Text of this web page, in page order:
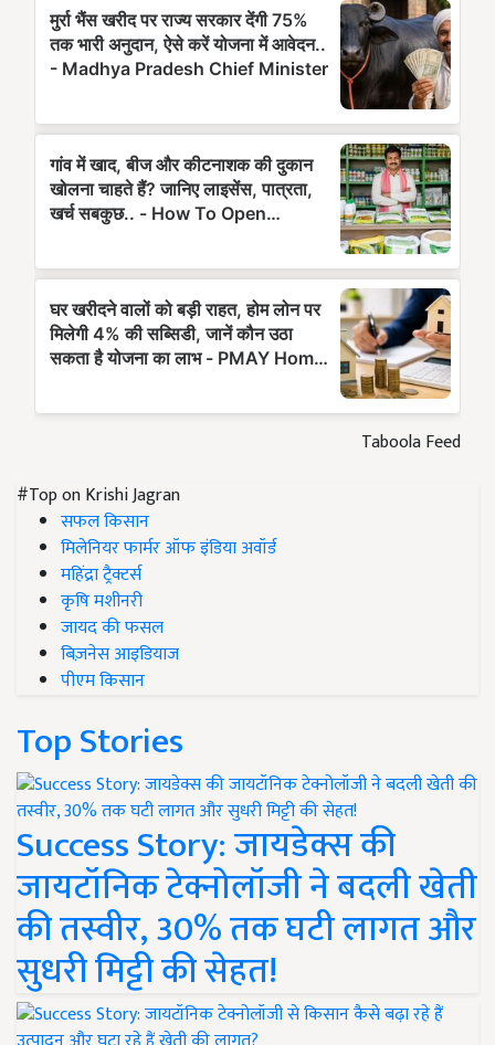
Taboola Feed
#Top on Krishi Jagran
सफल किसान
मिलेनियर फार्मर ऑफ इंडिया अवॉर्ड
महिंद्रा ट्रैक्टर्स
कृषि मशीनरी
जायद की फसल
बिज़नेस आइडियाज
पीएम किसान
Top Stories
Success Story: जायडेक्स की
जायटॉनिक टेक्नोलॉजी ने बदली खेती
की तस्वीर, 30% तक घटी लागत और
सुधरी मिट्टी की सेहत!